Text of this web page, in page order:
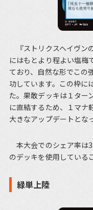
『ストリクスヘイヴン
にはもとより程よい塩梅
ており、自然な形でこの
功しています。この枠に
た。果敢デッキは１ター
に直結するため、１マナ
大きなアップデートとな
本大会でのシェア率は
のデッキを使用している
緑単上陸